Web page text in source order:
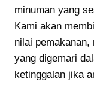
minuman yang
Kami akan
nilai pemakanan,
yang digemari
ketinggalan jika